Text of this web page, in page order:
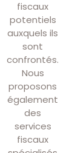
fiscaux
potentiels
auxquels ils
sont
confrontés.
Nous
proposons
également
des
services
fiscaux